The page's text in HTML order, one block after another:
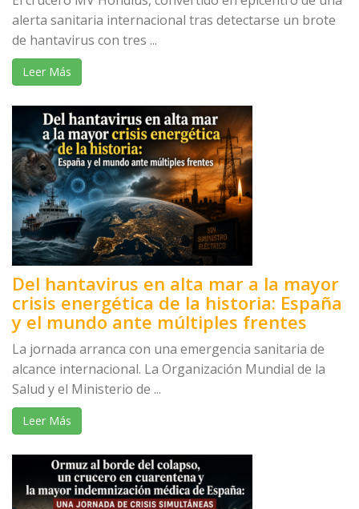
alerta sanitaria internacional tras detectarse un brote
de hantavirus con tres ...
Leer Más
Del hantavirus en alta mar a la mayor
crisis energética de la historia: España
y el mundo ante múltiples frentes
La jornada arranca con una emergencia sanitaria de
alcance internacional. La Organización Mundial de la
Salud y el Ministerio de ...
Leer Más